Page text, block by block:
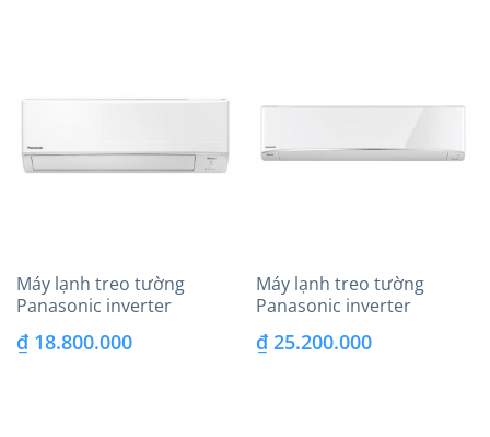
Máy lạnh treo tường
Panasonic inverter
WPU18WKH-8M
₫18.800.000
Máy lạnh treo tường
Panasonic inverter
WPU24WKH-8M
₫25.200.000